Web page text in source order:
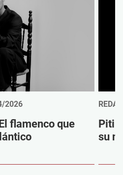
2026
flamenco que
su